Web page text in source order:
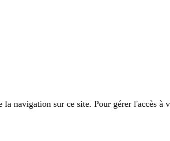
navigation sur ce site. Pour gérer l'accès à